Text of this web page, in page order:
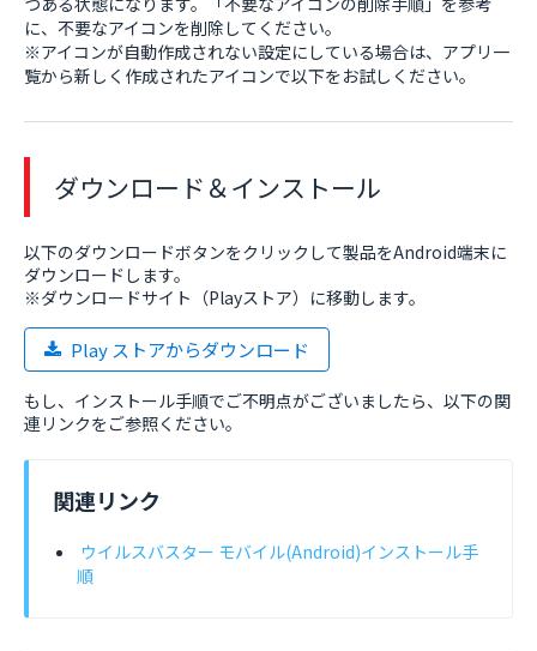
に、不要なアイコンを削除してください。
※アイコンが自動作成されない設定にしている場合は、アプリ一
覧から新しく作成されたアイコンで以下をお試しください。
ダウンロード＆インストール
以下のダウンロードボタンをクリックして製品をAndroid端末に
ダウンロードします。
※ダウンロードサイト（Playストア）に移動します。
Play ストアからダウンロード
もし、インストール手順でご不明点がございましたら、以下の関
連リンクをご参照ください。
関連リンク
ウイルスバスター モバイル(Android)インストール手
順